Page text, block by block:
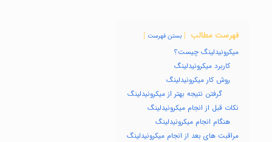
فهرست مطالب بستن فهرست
میکرونیدلینگ چیست؟
کاربرد میکرونیدلینگ
روش کار میکرونیدلینگ
گرفتن نتیجه بهتر از میکرونیدلینگ
نکات قبل از انجام میکرونیدلینگ
هنگام انجام میکرونیدلینگ
مراقبت های بعد از انجام میکرونیدلینگ